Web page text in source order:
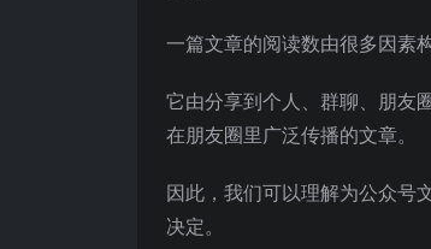
一篇文章的阅读数由很多因素
它由分享到个人、群聊、朋友
在朋友圈里广泛传播的文章。
因此，我们可以理解为公众号
决定。